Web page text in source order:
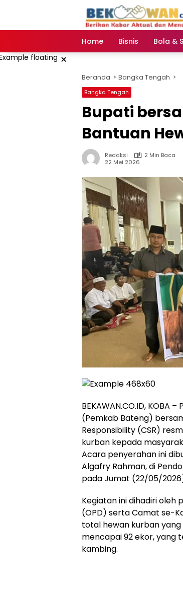
Home
Bisnis Bola &
×
Beranda Bangka Tengah
Bangka Tengah
‎Bupati
Bantuan
Redaksi
2 Min Baca
22 Mei 2026
BEKAWAN.CO.ID, KOBA
(Pemkab Bateng)
Responsibility (CSR)
kurban kepada
Acara penyerahan ini
Algafry Rahman, di
pada Jumat (22/05/
‎Kegiatan ini dihadiri oleh
(OPD) serta Camat se-
total hewan kurban
mencapai 92 ekor, yang
kambing.